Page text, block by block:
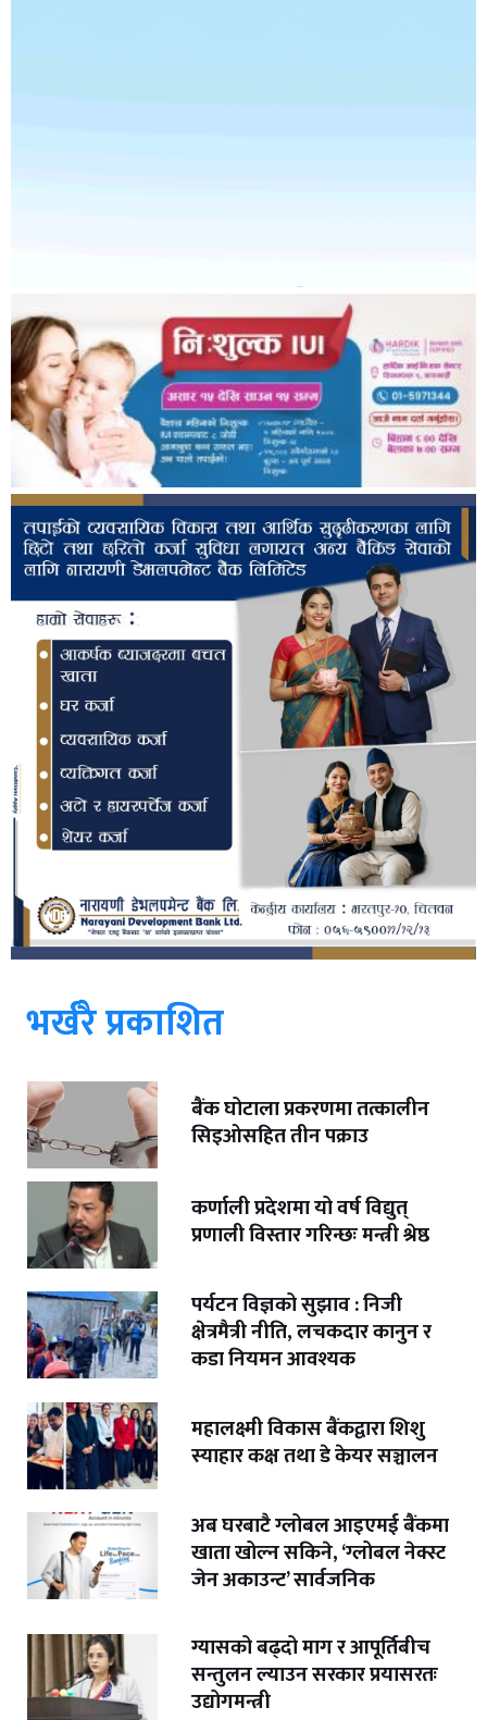
भर्खरै प्रकाशित
बैंक घोटाला प्रकरणमा तत्कालीन
सिइओसहित तीन पक्राउ
कर्णाली प्रदेशमा यो वर्ष विद्युत्
प्रणाली विस्तार गरिन्छः मन्त्री श्रेष्ठ
पर्यटन विज्ञको सुझाव : निजी
क्षेत्रमैत्री नीति, लचकदार कानुन र
कडा नियमन आवश्यक
महालक्ष्मी विकास बैंकद्वारा शिशु
स्याहार कक्ष तथा डे केयर सञ्चालन
अब घरबाटै ग्लोबल आइएमई बैंकमा
खाता खोल्न सकिने, ‘ग्लोबल नेक्स्ट
जेन अकाउन्ट’ सार्वजनिक
ग्यासको बढ्दो माग र आपूर्तिबीच
सन्तुलन ल्याउन सरकार प्रयासरतः
उद्योगमन्त्री